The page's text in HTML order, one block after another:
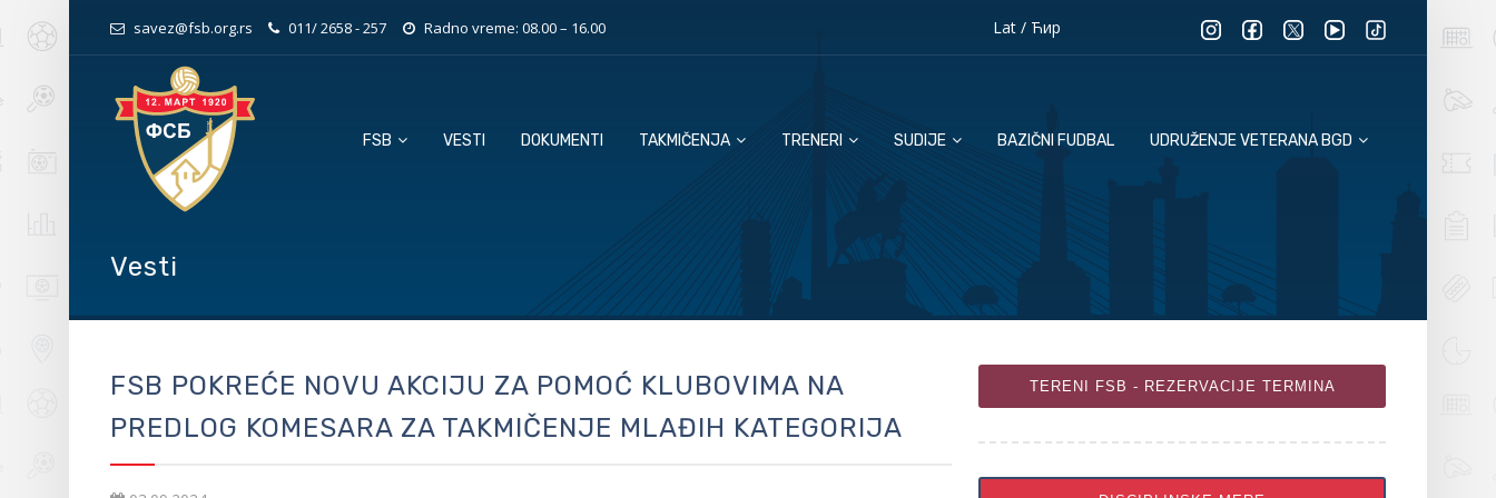
savez@fsb.org.rs 011/ 2658 - 257 Radno vreme: 08.00 – 16.00 Lat/ Ћир
FSB VESTI DOKUMENTI TAKMIČENJA TRENERI SUDIJE BAZIČNI FUDBAL UDRUŽENJE VETERANA BGD
Vesti
FSB POKREĆE NOVU AKCIJU ZA POMOĆ KLUBOVIMA NA
PREDLOG KOMESARA ZA TAKMIČENJE MLAĐIH KATEGORIJA
TERENI FSB - REZERVACIJE TERMINA